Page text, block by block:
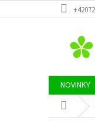
na
NOVINKY
Domů